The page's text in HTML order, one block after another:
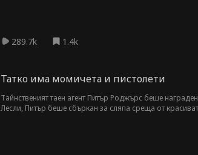
289.7k 1.4k
Татко има момичета и пистолети
Тайнственият таен агент Питър Роджърс беше
Лесли, Питър беше сбъркан за сляпа среща от